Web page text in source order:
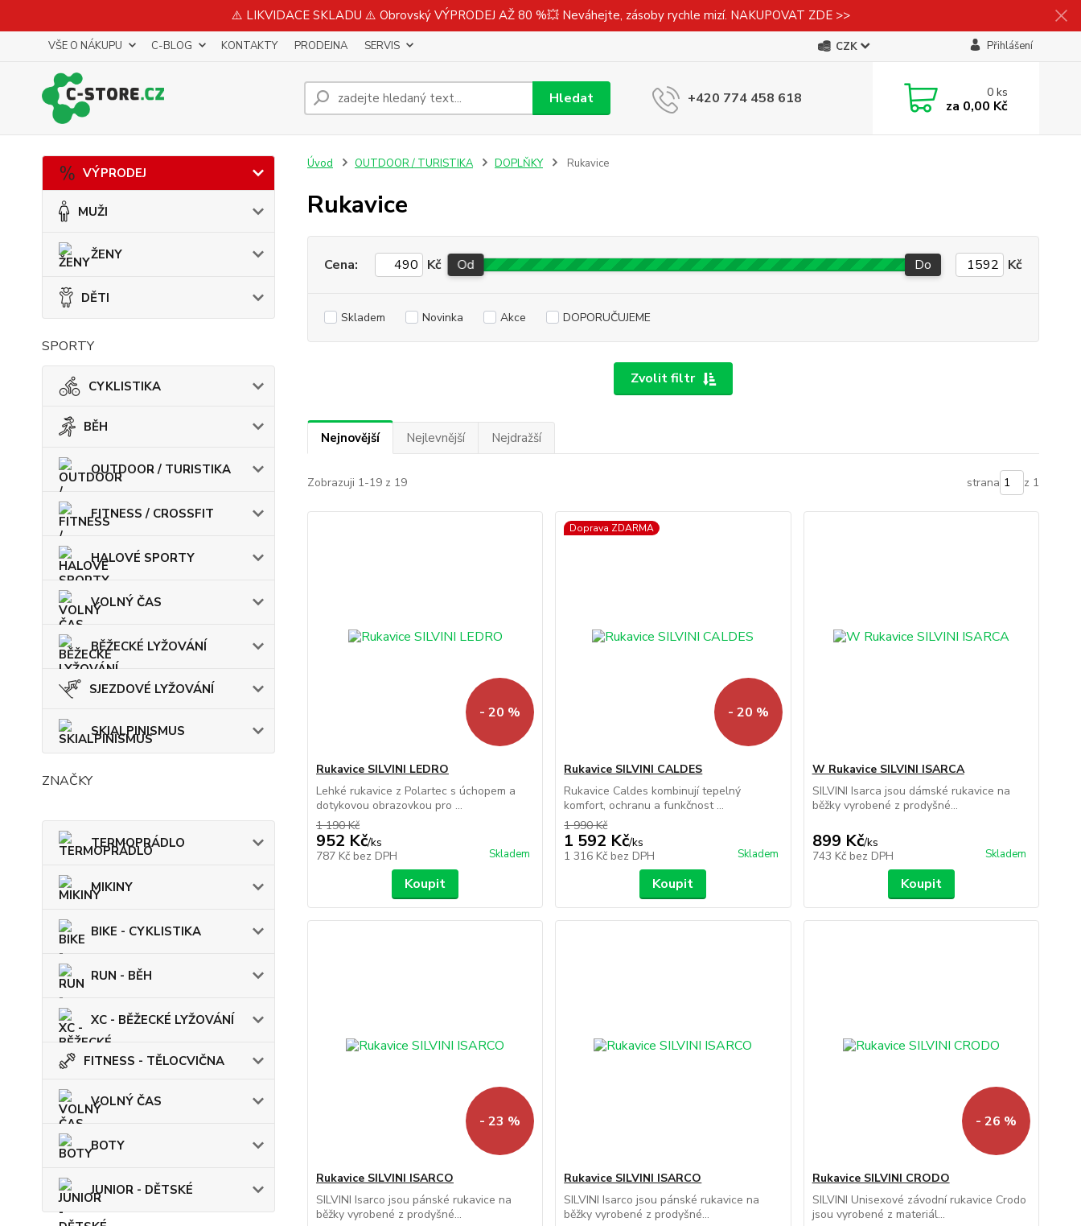
⚠️ LIKVIDACE SKLADU ⚠️ Obrovský VÝPRODEJ AŽ 80 %💥 Neváhejte, zásoby rychle mizí. NAKUPOVAT ZDE >>
VŠE O NÁKUPU C-BLOG KONTAKTY PRODEJNA SERVIS CZK Přihlášení
Hledat +420 774 458 618 0ks
za 0,00 Kč
VÝPRODEJ
MUŽI
ŽENY
DĚTI
SPORTY
CYKLISTIKA
BĚH
OUTDOOR / TURISTIKA
FITNESS / CROSSFIT
HALOVÉ SPORTY
VOLNÝ ČAS
BĚŽECKÉ LYŽOVÁNÍ
SJEZDOVÉ LYŽOVÁNÍ
SKIALPINISMUS
ZNAČKY
TERMOPRÁDLO
MIKINY
BIKE - CYKLISTIKA
RUN - BĚH
XC - BĚŽECKÉ LYŽOVÁNÍ
FITNESS - TĚLOCVIČNA
VOLNÝ ČAS
BOTY
JUNIOR - DĚTSKÉ
Úvod OUTDOOR / TURISTIKA DOPLŇKY Rukavice
Rukavice
Zvolit filtr
Cena: Kč Od Do Kč
Skladem Novinka Akce DOPORUČUJEME
Nejnovější Nejlevnější Nejdražší
Zobrazuji 1-19 z 19 strana z 1
- 20 %
Rukavice SILVINI LEDRO
Lehké rukavice z Polartec s úchopem a
dotykovou obrazovkou pro ...
1 190 Kč
952 Kč/ks
787 Kč bez DPH Skladem
Koupit
Doprava ZDARMA
- 20 %
Rukavice SILVINI CALDES
Rukavice Caldes kombinují tepelný
komfort, ochranu a funkčnost ...
1 990 Kč
1 592 Kč/ks
1 316 Kč bez DPH Skladem
Koupit
W Rukavice SILVINI ISARCA
SILVINI Isarca jsou dámské rukavice na
běžky vyrobené z prodyšné...
899 Kč/ks
743 Kč bez DPH Skladem
Koupit
- 23 %
Rukavice SILVINI ISARCO
SILVINI Isarco jsou pánské rukavice na
běžky vyrobené z prodyšné...
Rukavice SILVINI ISARCO
SILVINI Isarco jsou pánské rukavice na
běžky vyrobené z prodyšné...
- 26 %
Rukavice SILVINI CRODO
SILVINI Unisexové závodní rukavice Crodo
jsou vyrobené z materiál...